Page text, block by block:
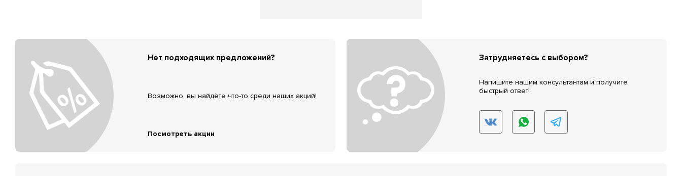
Нет подходящих предложений?
Возможно, вы найдёте что-то среди наших акций!
Посмотреть акции
Затрудняетесь с выбором?
Напишите нашим консультантам и получите
быстрый ответ!